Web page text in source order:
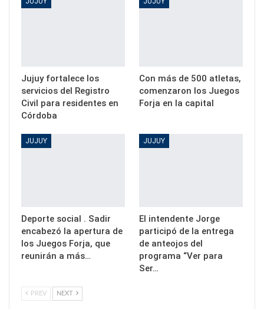
Jujuy fortalece los
servicios del Registro
Civil para residentes en
Córdoba
Con más de 500 atletas,
comenzaron los Juegos
Forja en la capital
JUJUY
Deporte social . Sadir
encabezó la apertura de
los Juegos Forja, que
reunirán a más…
JUJUY
El intendente Jorge
participó de la entrega
de anteojos del
programa “Ver para
Ser…
PREV NEXT